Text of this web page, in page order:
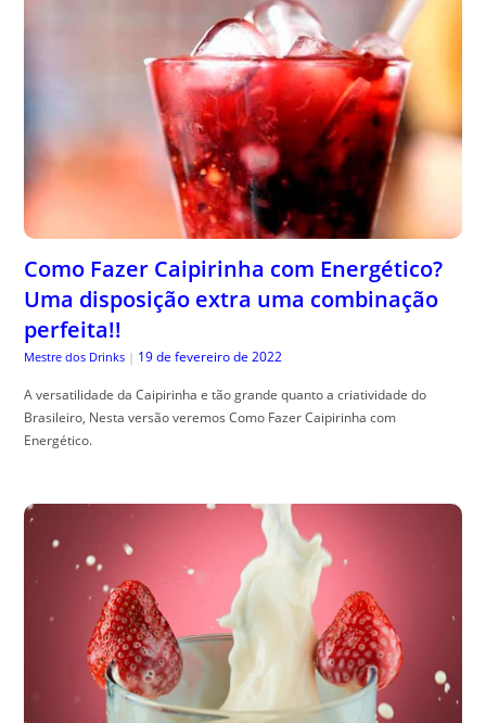
Como Fazer Caipirinha com Energético?
Uma disposição extra uma combinação
perfeita!!
Mestre dos Drinks | 19 de fevereiro de 2022
A versatilidade da Caipirinha e tão grande quanto a criatividade do
Brasileiro, Nesta versão veremos Como Fazer Caipirinha com
Energético.